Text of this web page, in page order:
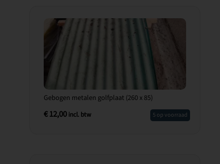
Gebogen metalen golfplaat (260 x 85)
€12,00 incl. btw 5 op voorraad